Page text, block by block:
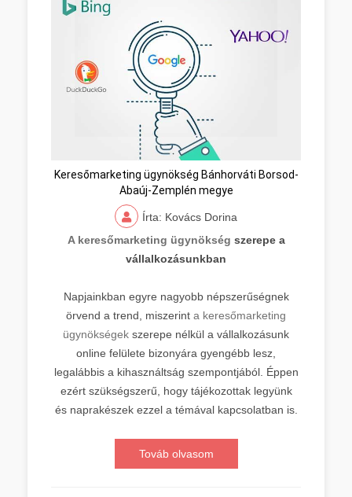
Keresőmarketing ügynökség Bánhorváti Borsod-
Abaúj-Zemplén megye
Írta: Kovács Dorina
A keresőmarketing ügynökség szerepe a
vállalkozásunkban
Napjainkban egyre nagyobb népszerűségnek
örvend a trend, miszerint a keresőmarketing
ügynökségek szerepe nélkül a vállalkozásunk
online felülete bizonyára gyengébb lesz,
legalábbis a kihasználtság szempontjából. Éppen
ezért szükségszerű, hogy tájékozottak legyünk
és naprakészek ezzel a témával kapcsolatban is.
Továb olvasom